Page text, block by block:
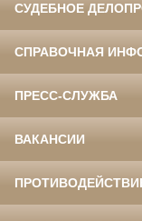
СУДЕБНОЕ
СПРАВОЧНАЯ
ПРЕСС-СЛУЖБА
ВАКАНСИИ